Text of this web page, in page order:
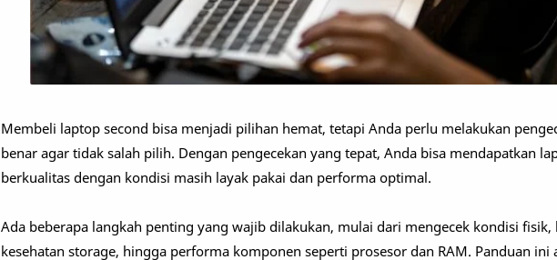
Membeli laptop second bisa menjadi pilihan hemat, tetapi Anda perlu melakukan
benar agar tidak salah pilih. Dengan pengecekan yang tepat, Anda bisa mendapatkan
berkualitas dengan kondisi masih layak pakai dan performa optimal.
Ada beberapa langkah penting yang wajib dilakukan, mulai dari mengecek kondisi fisik,
kesehatan storage, hingga performa komponen seperti prosesor dan RAM. Panduan ini